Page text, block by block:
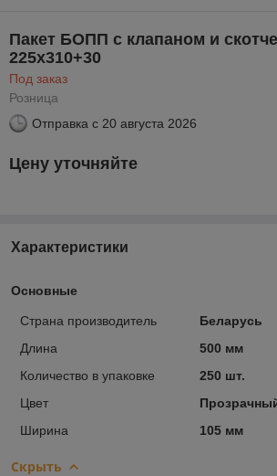
Пакет БОПП с клапаном и
225х310+30
Под заказ
Розница
Отправка с 20 августа 2026
Цену уточняйте
Характеристики
Основные
Страна производитель
Беларусь
Длина
500 мм
Количество в упаковке
250 шт.
Цвет
Ширина
105 мм
Скрыть